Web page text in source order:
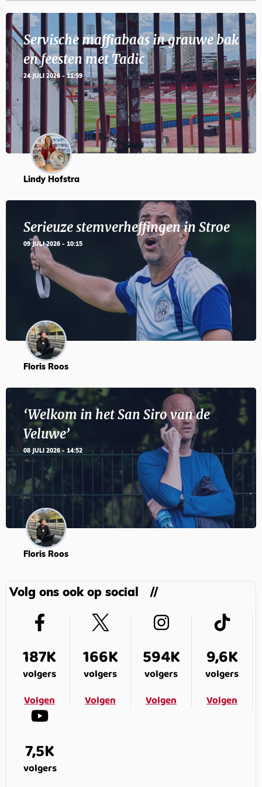
Servische maffiabaas in grauwe bak
en feesten met Tadic
24 JULI 2026 - 11:59
Lindy Hofstra
Serieuze stemverheffingen in Stroe
09 JULI 2026 - 10:15
Floris Roos
‘Welkom in het San Siro van de
Veluwe’
08 JULI 2026 - 14:52
Floris Roos
Volg ons ook op social
187K
volgers
Volgen
166K
volgers
Volgen
594K
volgers
Volgen
9,6K
volgers
Volgen
7,5K
volgers